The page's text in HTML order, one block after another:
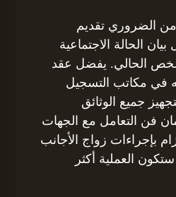
من الضروري تقديم
الحالة الاجتماعية
الحالي. يفضل عقد
به في مكاتب التسجيل
جميع الوثائق
فن التعامل مع الجهات
بإجراءات زواج الأجانب
العملية أكثر